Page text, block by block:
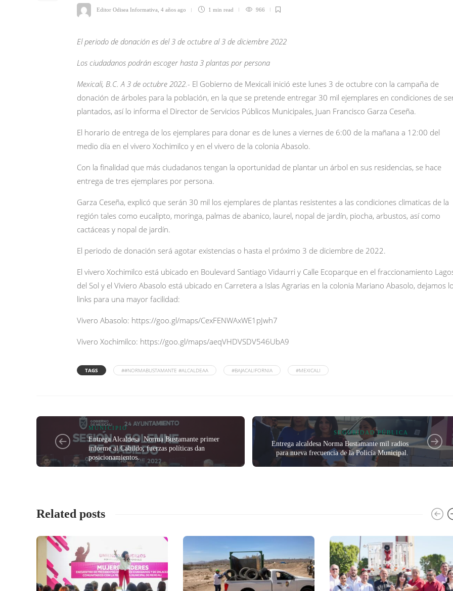
Editor Odisea Informativa 4 años ago 1 min read 966
El periodo de donación es del 3 de octubre al 3 de diciembre 2022
Los ciudadanos podrán escoger hasta 3 plantas por persona
Mexicali, B.C. A 3 de octubre 2022.- El Gobierno de Mexicali inició este lunes 3 de octubre con la campaña de
donación de árboles para la población, en la que se pretende entregar 30 mil ejemplares en condiciones de
plantados, así lo informa el Director de Servicios Públicos Municipales, Juan Francisco Garza Ceseña.
El horario de entrega de los ejemplares para donar es de lunes a viernes de 6:00 de la mañana a 12:00 del
medio día en el vivero Xochimilco y en el vivero de la colonia Abasolo.
Con la finalidad que más ciudadanos tengan la oportunidad de plantar un árbol en sus residencias, se hace
entrega de tres ejemplares por persona.
Garza Ceseña, explicó que serán 30 mil los ejemplares de plantas resistentes a las condiciones climaticas de la
región tales como eucalipto, moringa, palmas de abanico, laurel, nopal de jardín, piocha, arbustos, así como
cactáceas y nopal de jardín.
El periodo de donación será agotar existencias o hasta el próximo 3 de diciembre de 2022.
El vivero Xochimilco está ubicado en Boulevard Santiago Vidaurri y Calle Ecoparque en el fraccionamiento
del Sol y el Viviero Abasolo está ubicado en Carretera a Islas Agrarias en la colonia Mariano Abasolo, dejamos
links para una mayor facilidad:
Vivero Abasolo: https://goo.gl/maps/CexFENWAxWE1pJwh7
Vivero Xochimilco: https://goo.gl/maps/aeqVHDVSDV546UbA9
TAGS ##NORMABUSTAMANTE #ALCALDEAA #BAJACALIFORNIA #MEXICALI
MUNICIPIO
Entrega Alcaldesa Norma Bustamante primer
informe al Cabildo; fuerzas políticas dan
posicionamientos.
SEGURIDAD PÚBLICA
Entrega alcaldesa Norma Bustamante mil radios
para nueva frecuencia de la Policía Municipal.
Related posts